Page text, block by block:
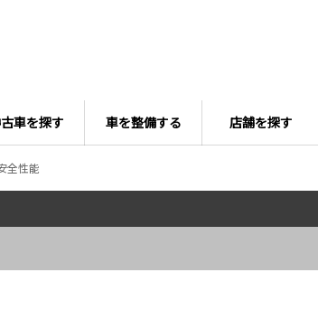
車を探す 車を整備する 店舗を探す
全性能